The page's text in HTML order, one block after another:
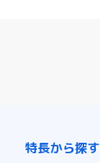
特長から探す